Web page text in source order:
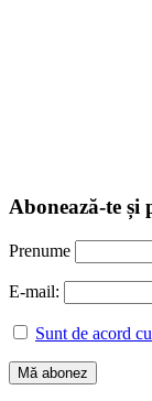
Abonează-te și
Prenume
E-mail:
Sunt de acord